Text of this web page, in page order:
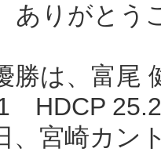
ありがとう
勝は、富尾
HDCP
、宮崎カン